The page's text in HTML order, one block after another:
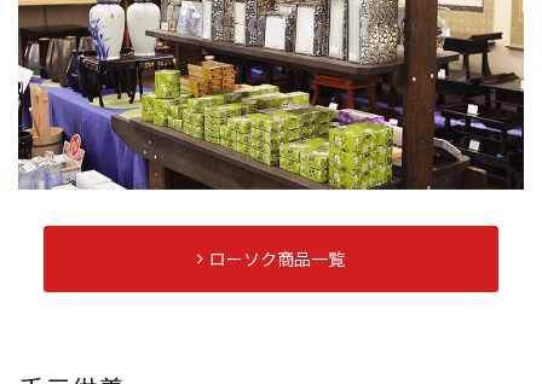
ローソク商品一覧